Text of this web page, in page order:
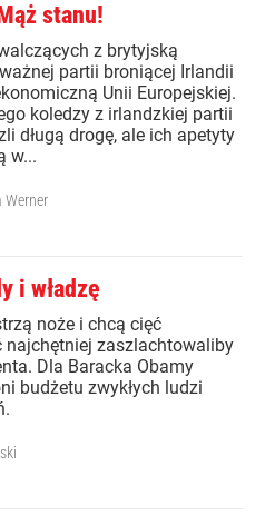
stanu!
z brytyjską
partii broniącej Irlandii
Unii Europejskiej.
koledzy z irlandzkiej partii
długą drogę, ale ich apetyty
w...
Werner
i władzę
noże i chcą cięć
najchętniej zaszlachtowaliby
Dla Baracka Obamy
budżetu zwykłych ludzi